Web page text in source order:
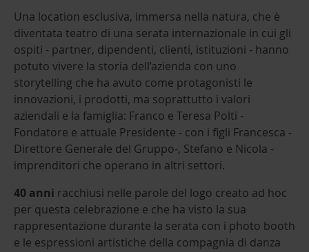
Una location esclusiva, immersa nella natura, che è
diventata teatro di una serata internazionale in cui gli
ospiti - partner, dipendenti, clienti, istituzioni - hanno
potuto vivere la storia dell’azienda con uno
storytelling che ha avuto come protagonisti le
innovazioni, i prodotti, ma soprattutto i valori
aziendali e la famiglia: Franco e Teresa Polti -
Fondatore e attuale Presidente - con i figli Francesca -
Direttore Generale del Gruppo-, Stefano e Nicola -
imprenditori che operano in altri settori.
40 anni racchiusi nelle parole del logo creato ad hoc
per questa celebrazione e che ha visto la sua
rappresentazione durante la serata con i photo booth
e le espressioni artistiche della compagnia di danza